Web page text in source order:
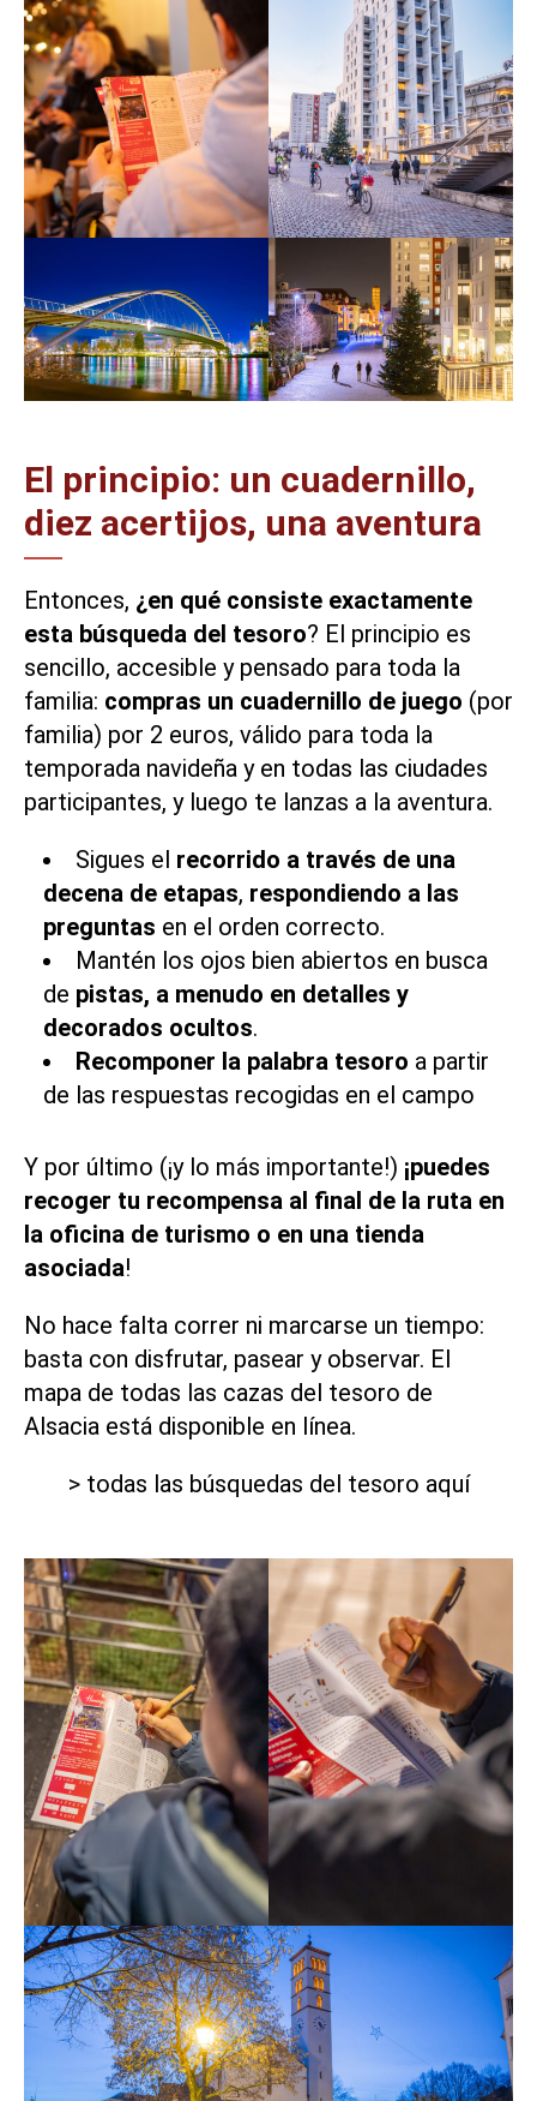
El principio: un cuadernillo,
diez acertijos, una aventura
Entonces, ¿en qué consiste exactamente
esta búsqueda del tesoro? El principio es
sencillo, accesible y pensado para toda la
familia: compras un cuadernillo de juego (por
familia) por 2 euros, válido para toda la
temporada navideña y en todas las ciudades
participantes, y luego te lanzas a la aventura.
Sigues el recorrido a través de una
decena de etapas, respondiendo a las
preguntas en el orden correcto.
Mantén los ojos bien abiertos en busca
de pistas, a menudo en detalles y
decorados ocultos.
Recomponer la palabra tesoro a partir
de las respuestas recogidas en el campo
Y por último (¡y lo más importante!) ¡puedes
recoger tu recompensa al final de la ruta en
la oficina de turismo o en una tienda
asociada!
No hace falta correr ni marcarse un tiempo:
basta con disfrutar, pasear y observar. El
mapa de todas las cazas del tesoro de
Alsacia está disponible en línea.
> todas las búsquedas del tesoro aquí